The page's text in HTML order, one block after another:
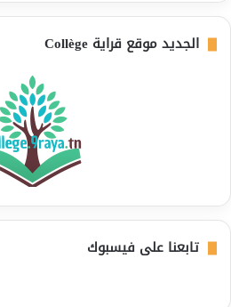
الجديد موقع قراية Collège
تابعنا على فيسبوك